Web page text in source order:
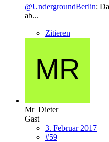
@UndergroundBerlin:
ab...
Zitieren
Mr_Dieter
Gast
3. Februar 2017
#59